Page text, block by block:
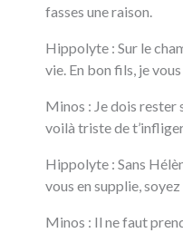
fasses une raison.
Hippolyte : Sur le
vie. En bon fils, je
Minos : Je dois rester
voilà triste de
Hippolyte : Sans
vous en supplie,
Minos : Il ne faut